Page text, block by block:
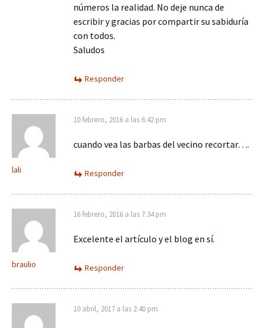
números la realidad. No deje nunca de
escribir y gracias por compartir su sabiduría
con todos.
Saludos
Responder
lali
10 febrero, 2016 a las 6:42 pm
cuando vea las barbas del vecino recortar….
Responder
braulio
16 febrero, 2016 a las 7:34 pm
Excelente el artículo y el blog en sí.
Responder
10 abril, 2017 a las 2:40 pm